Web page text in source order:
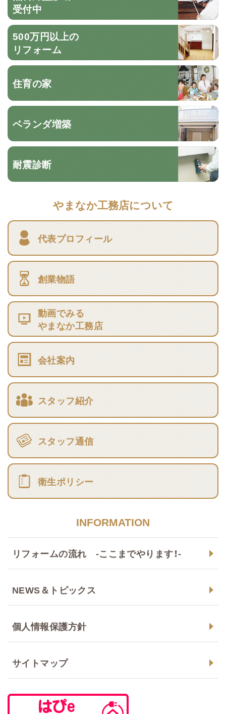
受付中
500万円以上の
リフォーム
住育の家
ベランダ増築
耐震診断
やまなか工務店について
代表プロフィール
創業物語
動画でみる
やまなか工務店
会社案内
スタッフ紹介
スタッフ通信
衛生ポリシー
INFORMATION
リフォームの流れ -ここまでやります！-
NEWS＆トピックス
個人情報保護方針
サイトマップ